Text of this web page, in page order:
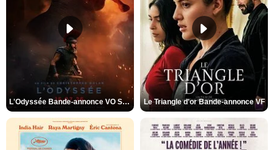
L'Odyssée Bande-annonce VO STFR Le Triangle d'or Bande-annonce VF